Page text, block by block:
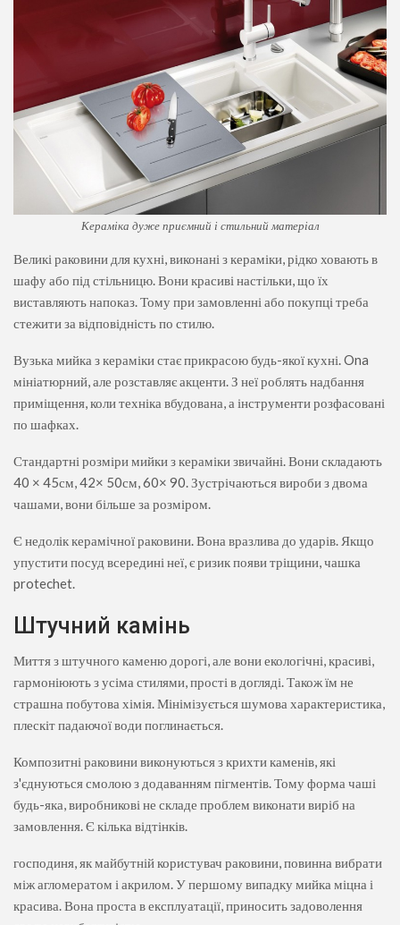
Кераміка дуже приємний і стильний матеріал
Великі раковини для кухні, виконані з кераміки, рідко ховають в
шафу або під стільницю. Вони красиві настільки, що їх
виставляють напоказ. Тому при замовленні або покупці треба
стежити за відповідність по стилю.
Вузька мийка з кераміки стає прикрасою будь-якої кухні. Ona
мініатюрний, але розставляє акценти. З неї роблять надбання
приміщення, коли техніка вбудована, а інструменти розфасовані
по шафках.
Стандартні розміри мийки з кераміки звичайні. Вони складають
40 × 45см, 42× 50см, 60× 90. Зустрічаються вироби з двома
чашами, вони більше за розміром.
Є недолік керамічної раковини. Вона вразлива до ударів. Якщо
упустити посуд всередині неї, є ризик появи тріщини, чашка
protechet.
Штучний камінь
Миття з штучного каменю дорогі, але вони екологічні, красиві,
гармоніюють з усіма стилями, прості в догляді. Також їм не
страшна побутова хімія. Мінімізується шумова характеристика,
плескіт падаючої води поглинається.
Композитні раковини виконуються з крихти каменів, які
з'єднуються смолою з додаванням пігментів. Тому форма чаші
будь-яка, виробникові не складе проблем виконати виріб на
замовлення. Є кілька відтінків.
господиня, як майбутній користувач раковини, повинна вибрати
між агломератом і акрилом. У першому випадку мийка міцна і
красива. Вона проста в експлуатації, приносить задоволення